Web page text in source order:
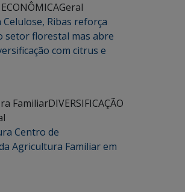
Geral
Ribas reforça
setor florestal mas abre
com citrus e
FamiliarDIVERSIFICAÇÃO
Centro de
Agricultura Familiar em